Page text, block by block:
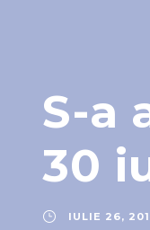
S-a
30
IULIE 26,